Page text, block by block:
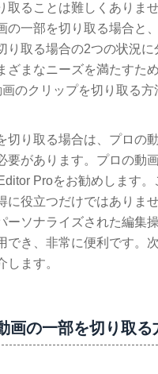
取ることは難しくありま
の一部を切り取る場合と
り取る場合の2つの状況に
ざまなニーズを満たすた
のクリップを切り取る方
切り取る場合は、プロの
要があります。プロの動
Proをお勧めします。
に役立つだけではありま
ーソナライズされた編集
でき、非常に便利です。
します。
画の一部を切り取る